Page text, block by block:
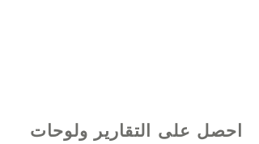
احصل على التقارير ولوحات